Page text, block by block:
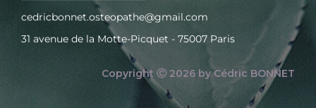
cedricbonnet.osteopathe@gmail.com
31 avenue de la Motte-Picquet - 75007 Paris
Copyright Ⓒ 2026 by Cédric BONNET